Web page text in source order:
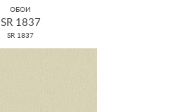
ОБОИ
SR 1837
SR 1837